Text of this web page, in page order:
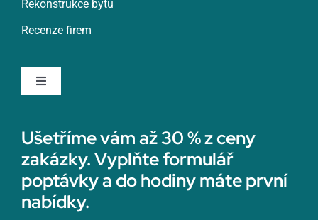
Rychnov nad Kněžnou
Rýmařov
Sedlčany
Rekonstrukce bytu
Recenze firem
Toggle
Sádrokartonáři
Topenáři
Ušetříme vám až 30 % z ceny
zakázky. Vyplňte formulář
poptávky a do hodiny máte první
nabídky.